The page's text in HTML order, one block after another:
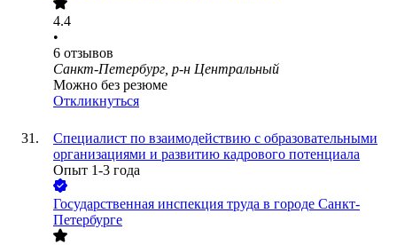
4.4
•
6 отзывов
Санкт-Петербург, р-н Центральный
Можно без резюме
Откликнуться
Специалист по взаимодействию с образовательными
организациями и развитию кадрового потенциала
Опыт 1-3 года
Государственная инспекция труда в городе Санкт-
Петербурге